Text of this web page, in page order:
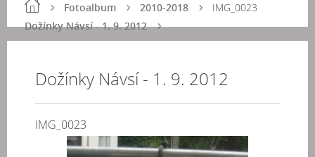
Fotoalbum
2010-2018
Dožínky Návsí - 1. 9. 2012
IMG_0023
Dožínky Návsí - 1. 9. 2012
IMG_0023